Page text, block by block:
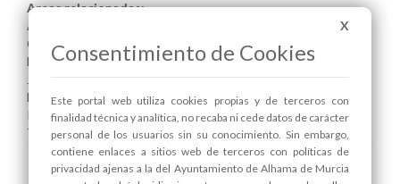
Areas relacionadas:
Alcaldía
Cultura y Patrimonio
Festejos
Juventud
Mayores
Pedanías
Turismo
X
Consentimiento de Cookies
Este portal web utiliza cookies propias y de terceros con
finalidad técnica y analítica, no recaba ni cede datos de carácter
personal de los usuarios sin su conocimiento. Sin embargo,
contiene enlaces a sitios web de terceros con políticas de
privacidad ajenas a la del Ayuntamiento de Alhama de Murcia